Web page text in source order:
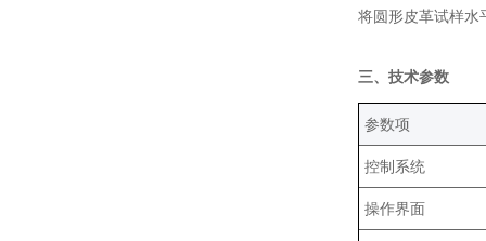
将圆形皮革试样水
三、技术参数
‌参数项‌
控制系统
操作界面